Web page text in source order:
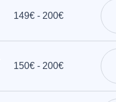
149€ - 200€
150€ - 200€